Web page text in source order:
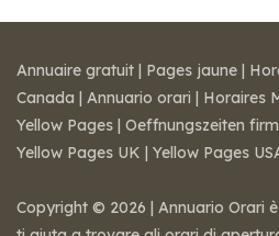
Annuaire gratuit | Pages jaune |
Canada | Annuario orari | Horaires
Yellow Pages | Oeffnungszeiten
Yellow Pages UK | Yellow Pages
Copyright © 2026 | Annuario Orari